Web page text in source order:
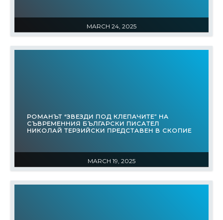
MARCH 24, 2025
MARCH 19, 2025
РОМАНЪТ “ЗВЕЗДИ ПОД КЛЕПАЧИТЕ” НА
СЪВРЕМЕННИЯ БЪЛГАРСКИ ПИСАТЕЛ
НИКОЛАЙ ТЕРЗИЙСКИ ПРЕДСТАВЕН В СКОПИЕ